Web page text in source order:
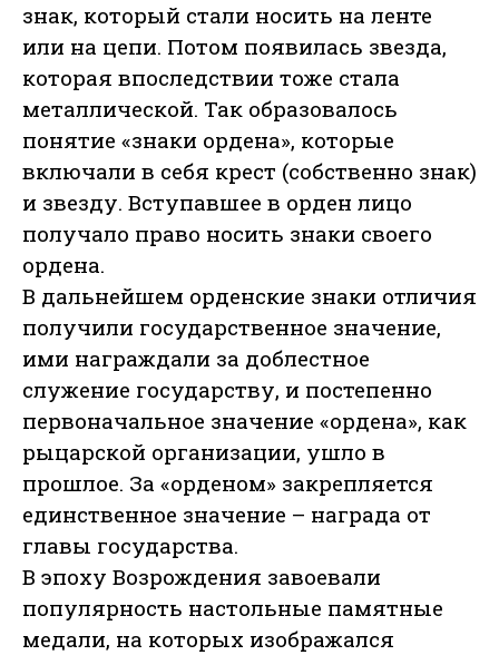
знак, который стали носить на ленте
или на цепи. Потом появилась звезда,
которая впоследствии тоже стала
металлической. Так образовалось
понятие «знаки ордена», которые
включали в себя крест (собственно знак)
и звезду. Вступавшее в орден лицо
получало право носить знаки своего
ордена.
В дальнейшем орденские знаки отличия
получили государственное значение,
ими награждали за доблестное
служение государству, и постепенно
первоначальное значение «ордена», как
рыцарской организации, ушло в
прошлое. За «орденом» закрепляется
единственное значение – награда от
главы государства.
В эпоху Возрождения завоевали
популярность настольные памятные
медали, на которых изображался